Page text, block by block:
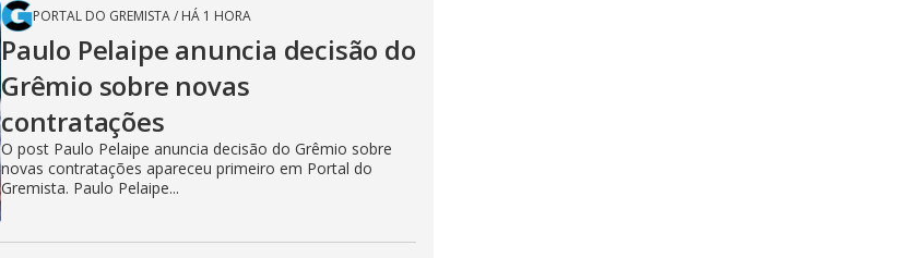
PORTAL DO GREMISTA/ HÁ 1 HORA
Paulo Pelaipe anuncia decisão do
Grêmio sobre novas
contratações
O post Paulo Pelaipe anuncia decisão do Grêmio sobre
novas contratações apareceu primeiro em Portal do
Gremista. Paulo Pelaipe...